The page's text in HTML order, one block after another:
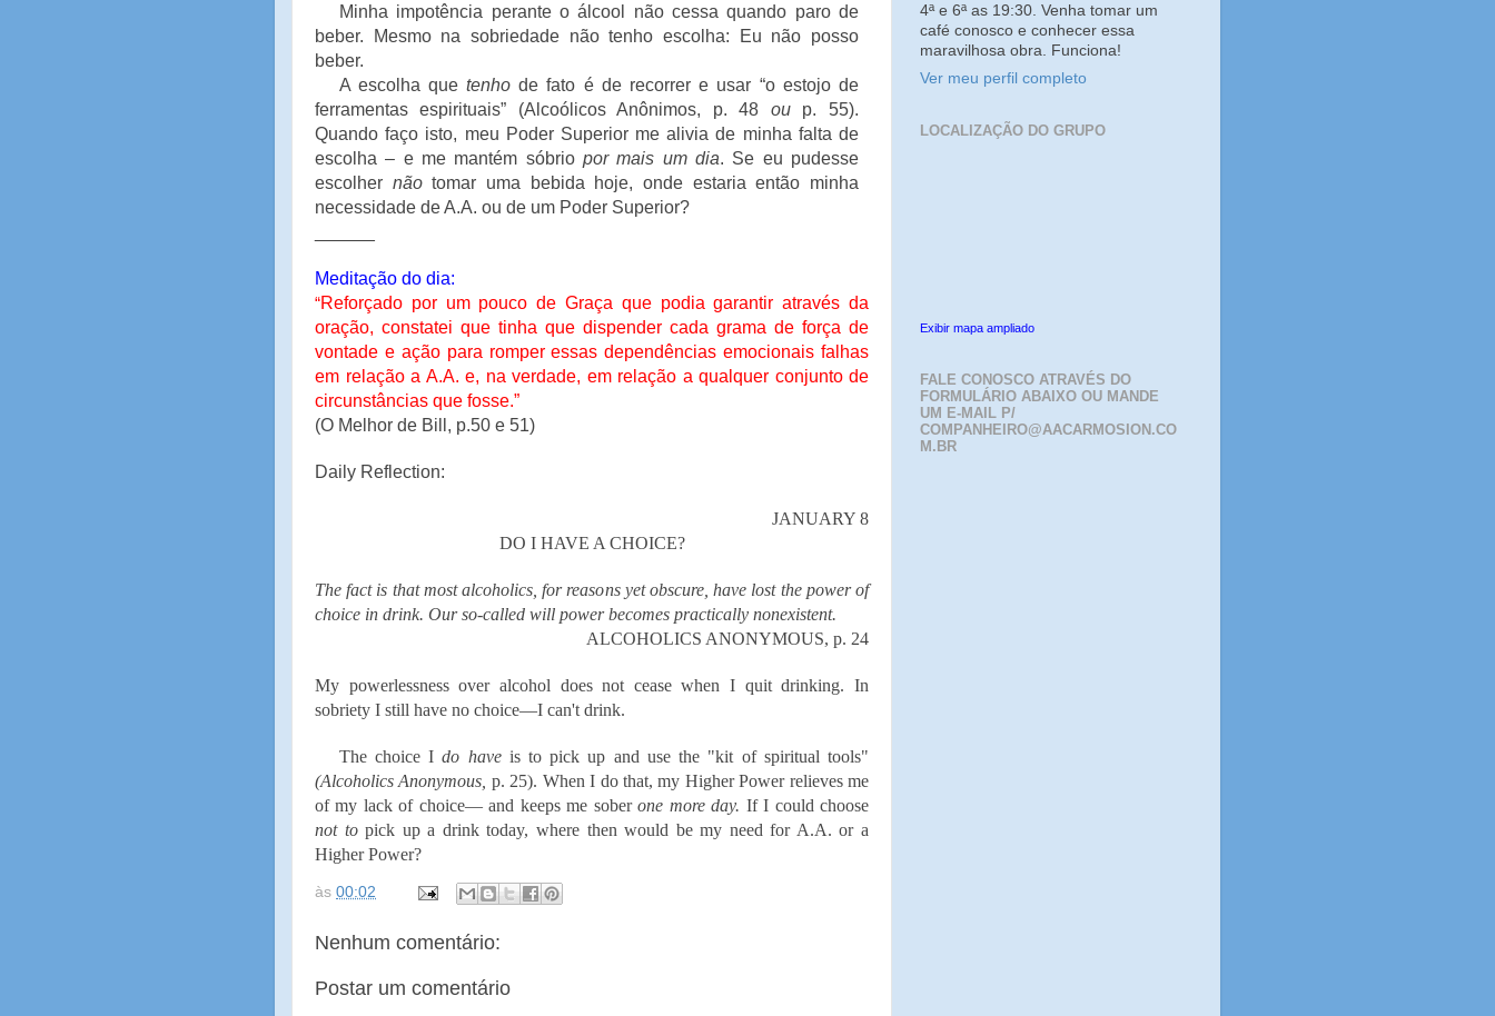
Minha impotência perante o álcool não cessa quando paro de
beber. Mesmo na sobriedade não tenho escolha: Eu não posso
beber.
A escolha quetenho de fato é de recorrer e usar “o estojo de
ferramentas espirituais” (Alcoólicos Anônimos, p. 48 oup. 55).
Quando faço isto, meu Poder Superior me alivia de minha falta de
escolha – e me mantém sóbrio por mais um dia. Se eu pudesse
escolher nãotomar uma bebida hoje, onde estaria então minha
necessidade de A.A. ou de um Poder Superior?
Meditação do dia:
“Reforçado por um pouco de Graça que podia garantir através da
oração, constatei que tinha que dispender cada grama de força de
vontade e ação para romper essas dependências emocionais falhas
em relação a A.A. e, na verdade, em relação a qualquer conjunto de
circunstâncias que fosse.”
(O Melhor de Bill, p.50 e 51)
Daily Reflection:
JANUARY 8
DO I HAVE A CHOICE?
The fact is that most alcoholics, for reasons yet obscure, have lost the power of
choice in drink. Our so-called will power becomes practically nonexistent.
ALCOHOLICS ANONYMOUS, p. 24
My powerlessness over alcohol does not cease when I quit drinking. In
sobriety I still have no choice—I can't drink.
The choice Ido have is to pick up and use the "kit of spiritual tools"
(Alcoholics Anonymous, p. 25). When I do that, my Higher Power relieves me
of my lack of choice— and keeps me soberone more day. If I could choose
not topick up a drink today, where then would be my need for A.A. or a
Higher Power?
às 00:02
Nenhum comentário:
Postar um comentário
4ª e 6ª as 19:30. Venha tomar um
café conosco e conhecer essa
maravilhosa obra. Funciona!
Ver meu perfil completo
LOCALIZAÇÃO DO GRUPO
Exibir mapa ampliado
FALE CONOSCO ATRAVÉS DO
FORMULÁRIO ABAIXO OU MANDE
UM E-MAIL P/
COMPANHEIRO@AACARMOSION.CO
M.BR